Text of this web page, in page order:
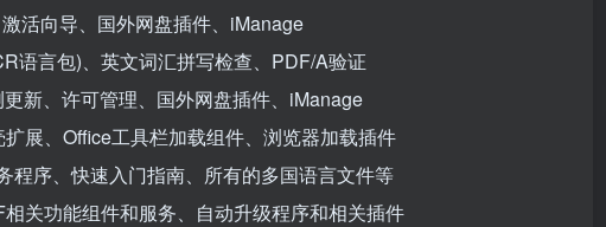
活向导、国外网盘插件、iManage
语言包)、英文词汇拼写检查、PDF/A验证
新、许可管理、国外网盘插件、iManage
展、Office工具栏加载组件、浏览器加载插件
程序、快速入门指南、所有的多国语言文件等
关功能组件和服务、自动升级程序和相关插件